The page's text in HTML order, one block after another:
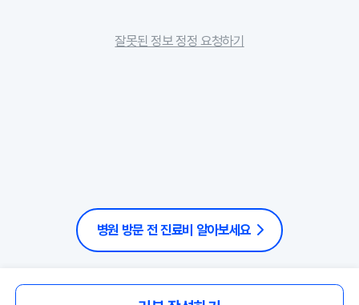
잘못된 정보 정정 요청하기
병원 방문 전 진료비 알아보세요